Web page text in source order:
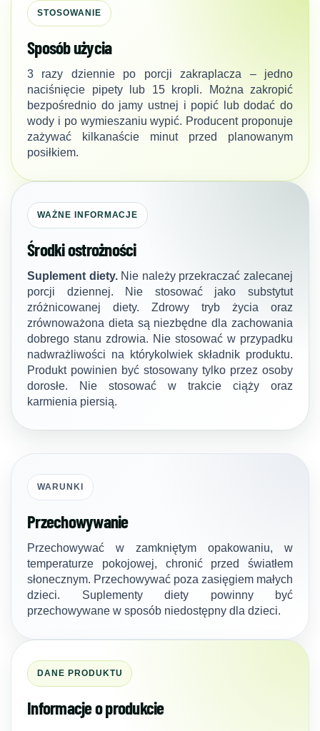
STOSOWANIE
Sposób użycia
3 razy dziennie po porcji zakraplacza – jedno
naciśnięcie pipety lub 15 kropli. Można zakropić
bezpośrednio do jamy ustnej i popić lub dodać do
wody i po wymieszaniu wypić. Producent proponuje
zażywać kilkanaście minut przed planowanym
posiłkiem.
WAŻNE INFORMACJE
Środki ostrożności
Suplement diety.Nie należy przekraczać zalecanej
porcji dziennej. Nie stosować jako substytut
zróżnicowanej diety. Zdrowy tryb życia oraz
zrównoważona dieta są niezbędne dla zachowania
dobrego stanu zdrowia. Nie stosować w przypadku
nadwrażliwości na którykolwiek składnik produktu.
Produkt powinien być stosowany tylko przez osoby
dorosłe. Nie stosować w trakcie ciąży oraz
karmienia piersią.
WARUNKI
Przechowywanie
Przechowywać w zamkniętym opakowaniu, w
temperaturze pokojowej, chronić przed światłem
słonecznym. Przechowywać poza zasięgiem małych
dzieci. Suplementy diety powinny być
przechowywane w sposób niedostępny dla dzieci.
DANE PRODUKTU
Informacje o produkcie